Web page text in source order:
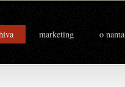
marketing o nama